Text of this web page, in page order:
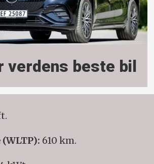
verdens beste bil
610 km.